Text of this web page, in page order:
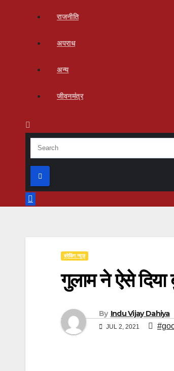
राजनीति
अपराध
अन्य
जीवनमंत्र
ब्रेकिंग न्यूज़
गुलाम ने ऐसे
By Indu Vijay Dahiya
JUL 2, 2021